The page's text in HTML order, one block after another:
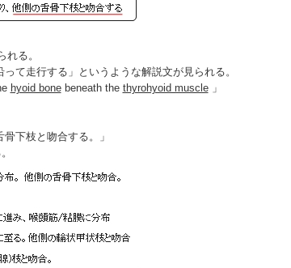
る。
て走行する」というような解説文が見られる。
hyoid bonebeneath the thyrohyoid muscle」
下枝と吻合する。」